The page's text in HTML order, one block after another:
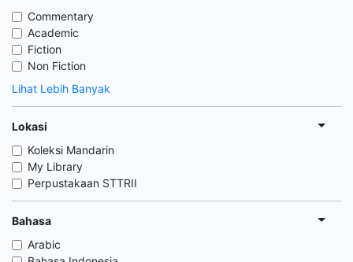
Commentary
Academic
Fiction
Non Fiction
Lihat Lebih Banyak
Lokasi
Koleksi Mandarin
My Library
Perpustakaan STTRII
Bahasa
Arabic